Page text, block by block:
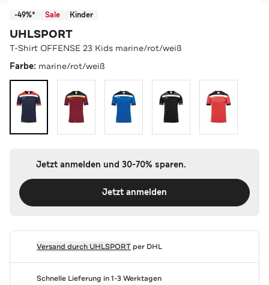
-49%* Sale Kinder
UHLSPORT
T-Shirt OFFENSE 23 Kids marine/rot/weiß
Farbe: marine/rot/weiß
Jetzt anmelden und 30-70% sparen.
Jetzt anmelden
Versand durch UHLSPORTper DHL
Schnelle Lieferung in 1-3 Werktagen